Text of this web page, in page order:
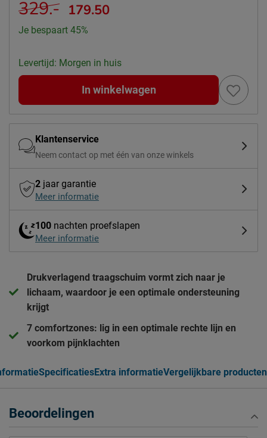
329.- 179.50
Je bespaart 45%
Levertijd: Morgen in huis
In winkelwagen
Klantenservice
Neem contact op met één van onze winkels
2 jaar garantie
Meer informatie
100 nachten proefslapen
Meer informatie
Drukverlagend traagschuim vormt zich naar je
lichaam, waardoor je een optimale ondersteuning
krijgt
7 comfortzones: lig in een optimale rechte lijn en
voorkom pijnklachten
SpecificatiesExtra informatieVergelijkbare producten
Beoordelingen